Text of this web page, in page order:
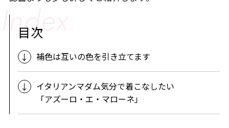
目次
補色は互いの色を引き立てます
イタリアンマダム気分で着こなしたい
「アズーロ・エ・マローネ」